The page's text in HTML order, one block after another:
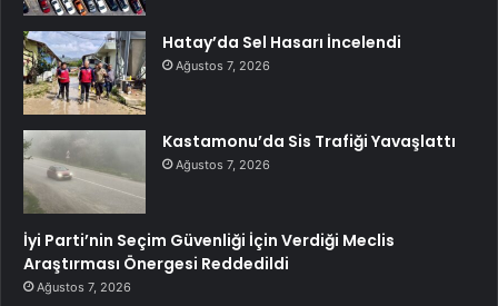
Hatay’da Sel Hasarı İncelendi
Ağustos 7, 2026
Kastamonu’da Sis Trafiği Yavaşlattı
Ağustos 7, 2026
İyi Parti’nin Seçim Güvenliği İçin Verdiği Meclis
Araştırması Önergesi Reddedildi
Ağustos 7, 2026